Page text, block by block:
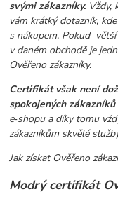
svými zákazníky. Vždy,
vám krátký dotazník,
s nákupem. Pokud větší
v daném obchodě je
Ověřeno zákazníky.
Certifikát však není
spokojených
e‑shopu a díky tomu
zákazníkům skvělé
Jak získat Ověřeno
Modrý certifikát